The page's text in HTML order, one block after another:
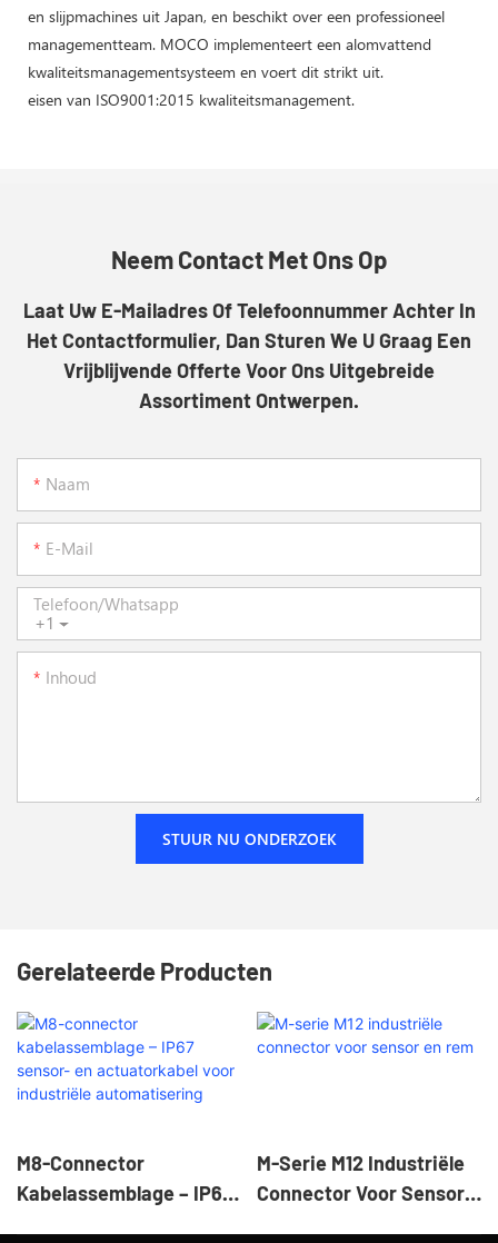
en slijpmachines uit Japan, en beschikt over een professioneel
managementteam. MOCO implementeert een alomvattend
kwaliteitsmanagementsysteem en voert dit strikt uit.
eisen van ISO9001:2015 kwaliteitsmanagement.
Neem Contact Met Ons Op
Laat Uw E-Mailadres Of Telefoonnummer Achter In
Het Contactformulier, Dan Sturen We U Graag Een
Vrijblijvende Offerte Voor Ons Uitgebreide
Assortiment Ontwerpen.
Naam
E-Mail
+1
Telefoon/whatsapp
Inhoud
STUUR NU ONDERZOEK
Gerelateerde Producten
M8-Connector
Kabelassemblage – IP67
M-Serie M12 Industriële
Connector Voor Sensor